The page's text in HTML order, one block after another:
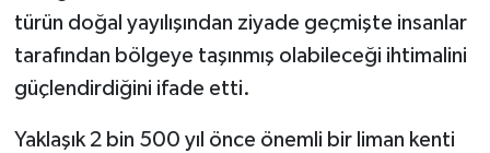
türün doğal yayılışından ziyade geçmişte insanlar
tarafından bölgeye taşınmış olabileceği ihtimalini
güçlendirdiğini ifade etti.
Yaklaşık 2 bin 500 yıl önce önemli bir liman kenti